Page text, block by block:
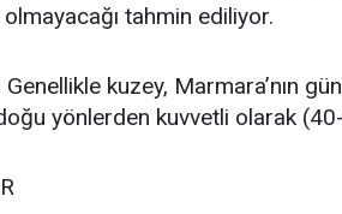
tahmin ediliyor.
Genellikle kuzey, Marmara’nın
yönlerden kuvvetli olarak